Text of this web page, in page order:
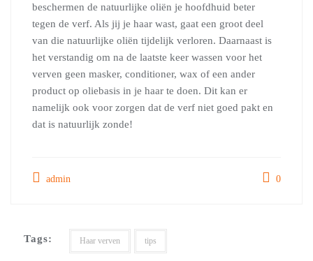
beschermen de natuurlijke oliën je hoofdhuid beter
tegen de verf. Als jij je haar wast, gaat een groot deel
van die natuurlijke oliën tijdelijk verloren. Daarnaast is
het verstandig om na de laatste keer wassen voor het
verven geen masker, conditioner, wax of een ander
product op oliebasis in je haar te doen. Dit kan er
namelijk ook voor zorgen dat de verf niet goed pakt en
dat is natuurlijk zonde!
admin 0
Tags: Haar verven tips